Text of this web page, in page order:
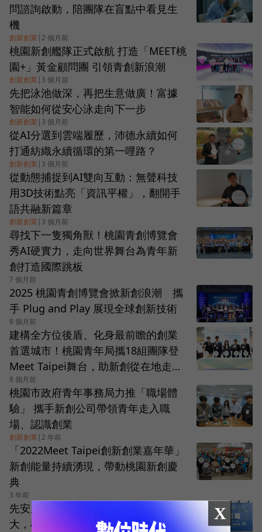
問諮詢啟動，陪團隊在盲點中看見生
機
創新創業 |2 個月前
桃園新創艦隊正式啟航 打造「MEET桃
園+」黃金顧問團 引領青創新浪潮
創新創業 | 3 個月前
先把泳池做深，再把生意做廣！富據
智能如何從安心泳走向下一步
創新創業 | 3 個月前
從AI分選到雲端履歷，沛德永續如何
打通紡織永續循環的第一哩路？
創新創業 | 3 個月前
從動態捕捉到AI雙向互動：無聲科技
用3D技術點亮「資訊平權」，翻開手
語共融新篇章
創新創業 | 3 個月前
尋找下一隻獨角獸！桃園青創博覽會
秀AI硬實力，走向世界舞台為青年新
創打造國際跳板
7 個月前
2025 桃園青創博覽會掀新創浪潮 攜
手 Plug and Play 展現全球創新技術
8 個月前
建構全方位後盾、化身最前瞻的創業
首選城市！桃園青年局攜18組團隊登
Meet Taipei舞台，助新創從在地走向
國際
8 個月前
桃園市政府青年事務局力推「職場體
驗」 攜手新創公司帶領青年走入職
場、認識創業
創新創業 |2 年前
「2022Meet Taipei創新創業嘉年華」
新創能量持續湧現，帶動桃園新創慶
典
3 年前
先安居後樂業！從孵化、育成到壯
大，桃園市青年局打造「接力式」青
X